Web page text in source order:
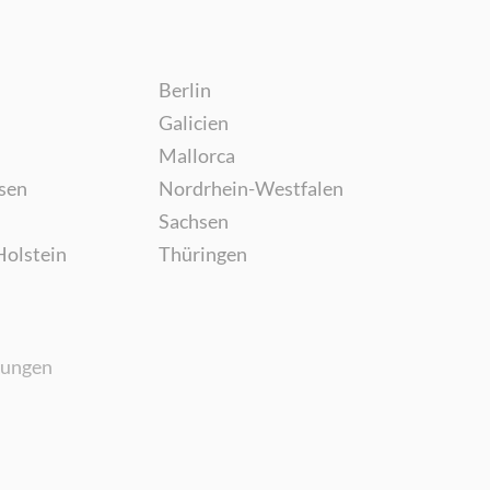
Berlin
Galicien
Mallorca
Nordrhein-Westfalen
Sachsen
Thüringen